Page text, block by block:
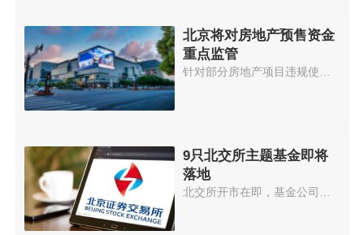
北京将对房地产预售资金
重点监管
9只北交所主题基金即将
落地